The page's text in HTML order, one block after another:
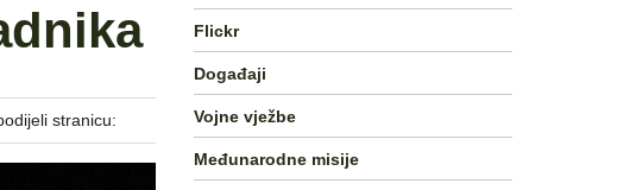
stranicu:
Flickr
Događaji
Vojne vježbe
Međunarodne misije